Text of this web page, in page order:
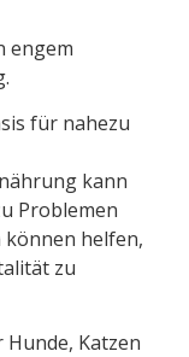
engem
für nahezu
kann
Problemen
können helfen,
zu
Katzen